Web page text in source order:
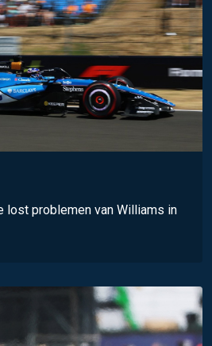
lost problemen van Williams in